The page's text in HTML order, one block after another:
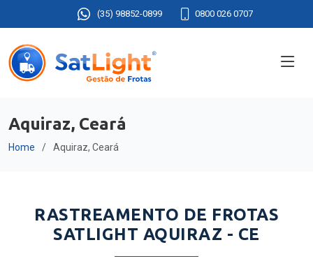
(35) 98852-0899 0800 026 0707
Aquiraz, Ceará
Home Aquiraz, Ceará
RASTREAMENTO DE FROTAS
SATLIGHT AQUIRAZ - CE